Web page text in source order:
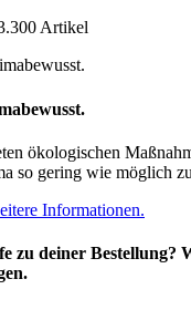
Artikel
ökologischen
so gering wie möglich
Informationen.
zu deiner Bestellung?